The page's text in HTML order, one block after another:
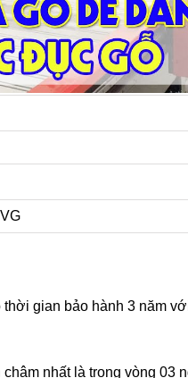
gian bảo hành 3 năm
nhất là trong vòng 03